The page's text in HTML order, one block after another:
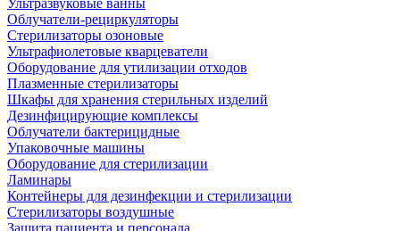
Ультразвуковые ванны
Облучатели-рециркуляторы
Стерилизаторы озоновые
Ультрафиолетовые кварцеватели
Оборудование для утилизации отходов
Плазменные стерилизаторы
Шкафы для хранения стерильных изделий
Дезинфицирующие комплексы
Облучатели бактерицидные
Упаковочные машины
Оборудование для стерилизации
Ламинары
Контейнеры для дезинфекции и стерилизации
Стерилизаторы воздушные
Защита пациента и персонала